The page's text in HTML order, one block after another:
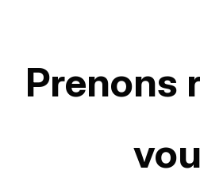
Prenons